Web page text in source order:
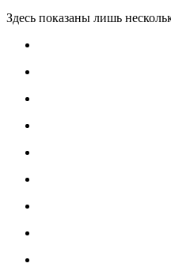
Здесь показаны лишь